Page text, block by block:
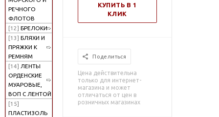
РЕЧНОГО
ФЛОТОВ
[12] БРЕЛОКИ
[13] БЛЯХИ И
ПРЯЖКИ К
РЕМНЯМ
[14] ЛЕНТЫ
ОРДЕНСКИЕ
МУАРОВЫЕ,
ВОП С ЛЕНТОЙ
[15]
ПЛАСТИЗОЛЬ
КУПИТЬ В 1
КЛИК
Поделиться
Цена действительна
только для интернет-
магазина и может
отличаться от цен в
розничных магазинах